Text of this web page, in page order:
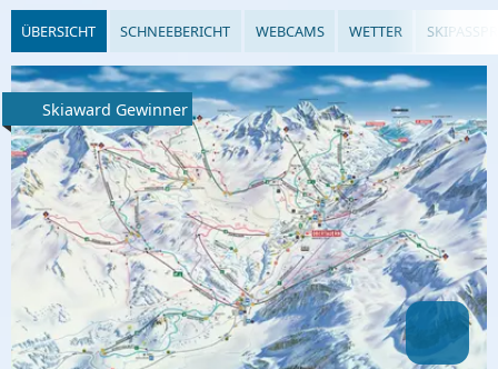
Skiaward Gewinner
ÜBERSICHT SCHNEEBERICHT WEBCAMS WETTER